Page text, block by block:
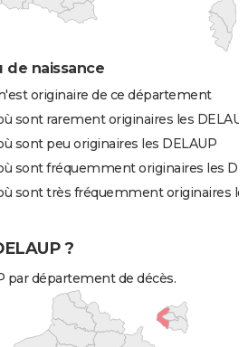
de naissance
originaire de ce département
sont rarement originaires les
sont peu originaires les DELAUP
sont fréquemment originaires les
sont très fréquemment originaires
?
par département de décès.